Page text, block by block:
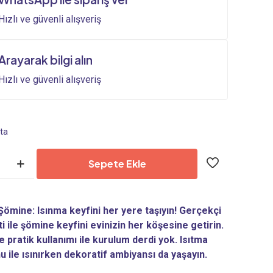
35.988,00₺.
ve güvenli alışveriş
bilgi alın
ve güvenli alışveriş
Sepete Ekle
Isınma keyfini her yere taşıyın! Gerçekçi
ile şömine keyfini evinizin her köşesine getirin.
pratik kullanımı ile kurulum derdi yok. Isıtma
ile ısınırken dekoratif ambiyansı da yaşayın.